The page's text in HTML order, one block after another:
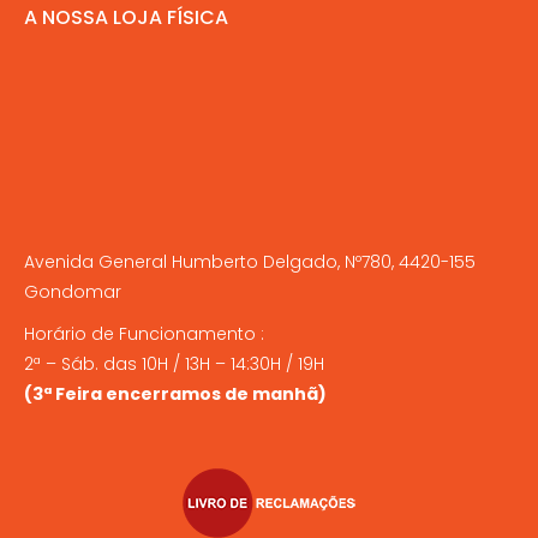
A NOSSA LOJA FÍSICA
Avenida General Humberto Delgado, Nº780, 4420-155
Gondomar
Horário de Funcionamento :
2ª – Sáb. das 10H / 13H – 14:30H / 19H
(3ª Feira encerramos de manhã)